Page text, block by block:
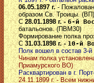
06.05.1897 г.-
образом Св. Троицы. (ВП)
С28.01.1898 г. -6-й
батальонов. (ПВМ30)
Формирование полка
С31.03.1898 г. -10-й
Полк вошел в состав 3-й
Чинам полка
Приамурского ВО)
Расквартирован в г.
24.11.1899 г. - Всем